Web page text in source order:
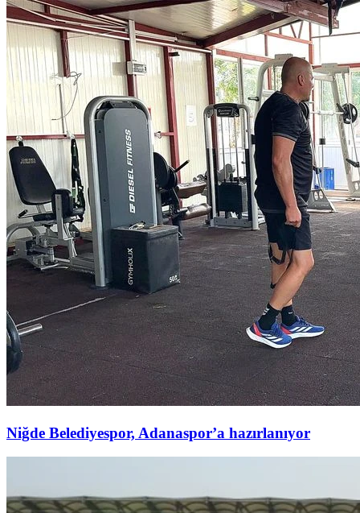
Niğde Belediyespor, Adanaspor’a hazırlanıyor